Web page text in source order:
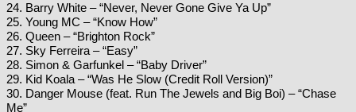
24. Barry White – “Never, Never Gone Give Ya Up”
25. Young MC – “Know How”
26. Queen – “Brighton Rock”
27. Sky Ferreira – “Easy”
28. Simon & Garfunkel – “Baby Driver”
29. Kid Koala – “Was He Slow (Credit Roll Version)”
30. Danger Mouse (feat. Run The Jewels and Big Boi) – “Chase
Me”